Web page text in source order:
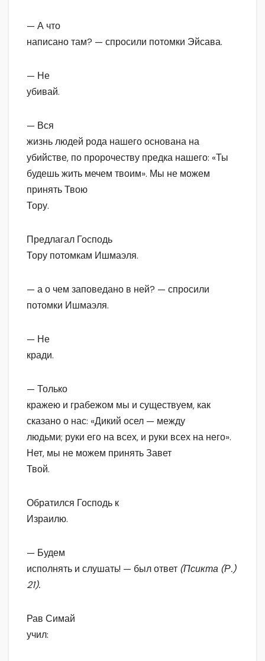
— А что
написано там? — спросили потомки Эйсава.
— Не
убивай.
— Вся
жизнь людей рода нашего основана на
убийстве, по пророчеству предка нашего: «Ты
будешь жить мечем твоим». Мы не можем
принять Твою
Тору.
Предлагал Господь
Тору потомкам Ишмаэля.
— а о чем заповедано в ней? — спросили
потомки Ишмаэля.
— Не
кради.
— Только
кражею и грабежом мы и существуем, как
сказано о нас: «Дикий осел — между
людьми; руки его на всех, и руки всех на него».
Нет, мы не можем принять Завет
Твой.
Обратился Господь к
Израилю.
— Будем
исполнять и слушать! — был ответ (Псикта (Р.)
21).
Рав Симай
учил: